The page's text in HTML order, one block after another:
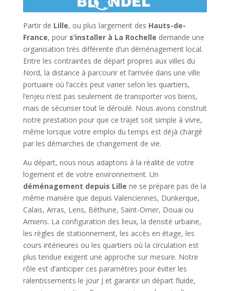
Partir de Lille, ou plus largement des Hauts-de-
France, pour s’installer à La Rochelle demande une
organisation très différente d’un déménagement local.
Entre les contraintes de départ propres aux villes du
Nord, la distance à parcourir et l’arrivée dans une ville
portuaire où l’accès peut varier selon les quartiers,
l’enjeu n’est pas seulement de transporter vos biens,
mais de sécuriser tout le déroulé. Nous avons construit
notre prestation pour que ce trajet soit simple à vivre,
même lorsque votre emploi du temps est déjà chargé
par les démarches de changement de vie.
Au départ, nous nous adaptons à la réalité de votre
logement et de votre environnement. Un
déménagement depuis Lille ne se prépare pas de la
même manière que depuis Valenciennes, Dunkerque,
Calais, Arras, Lens, Béthune, Saint-Omer, Douai ou
Amiens. La configuration des lieux, la densité urbaine,
les règles de stationnement, les accès en étage, les
cours intérieures ou les quartiers où la circulation est
plus tendue exigent une approche sur mesure. Notre
rôle est d’anticiper ces paramètres pour éviter les
ralentissements le jour J et garantir un départ fluide,